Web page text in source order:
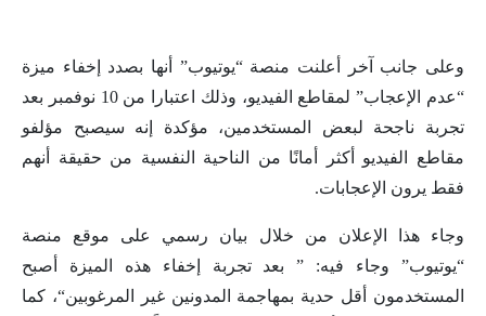
وعلى جانب آخر أعلنت منصة “يوتيوب” أنها بصدد إخفاء ميزة
“عدم الإعجاب” لمقاطع الفيديو، وذلك اعتبارا من 10 نوفمبر بعد
تجربة ناجحة لبعض المستخدمين، مؤكدة إنه سيصبح مؤلفو
مقاطع الفيديو أكثر أمانًا من الناحية النفسية من حقيقة أنهم
فقط يرون الإعجابات.
وجاء هذا الإعلان من خلال بيان رسمي على موقع منصة
“يوتيوب” وجاء فيه: ” بعد تجربة إخفاء هذه الميزة أصبح
المستخدمون أقل حدية بمهاجمة المدونين غير المرغوبين“، كما